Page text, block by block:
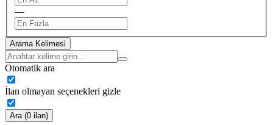
—
Arama Kelimesi
Otomatik ara
İlan olmayan seçenekleri gizle
Ara (0 ilan)